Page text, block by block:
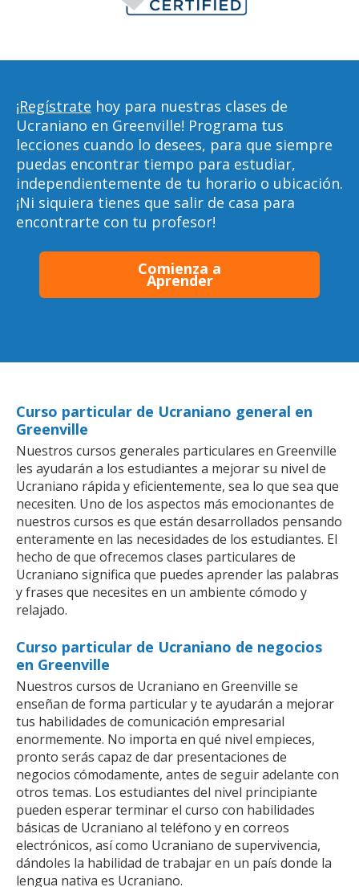
¡Regístrate hoy para nuestras clases de
Ucraniano en Greenville! Programa tus
lecciones cuando lo desees, para que siempre
puedas encontrar tiempo para estudiar,
independientemente de tu horario o ubicación.
¡Ni siquiera tienes que salir de casa para
encontrarte con tu profesor!
Comienza a
Aprender
Curso particular de Ucraniano general en
Greenville
Nuestros cursos generales particulares en Greenville
les ayudarán a los estudiantes a mejorar su nivel de
Ucraniano rápida y eficientemente, sea lo que sea que
necesiten. Uno de los aspectos más emocionantes de
nuestros cursos es que están desarrollados pensando
enteramente en las necesidades de los estudiantes. El
hecho de que ofrecemos clases particulares de
Ucraniano significa que puedes aprender las palabras
y frases que necesites en un ambiente cómodo y
relajado.
Curso particular de Ucraniano de negocios
en Greenville
Nuestros cursos de Ucraniano en Greenville se
enseñan de forma particular y te ayudarán a mejorar
tus habilidades de comunicación empresarial
enormemente. No importa en qué nivel empieces,
pronto serás capaz de dar presentaciones de
negocios cómodamente, antes de seguir adelante con
otros temas. Los estudiantes del nivel principiante
pueden esperar terminar el curso con habilidades
básicas de Ucraniano al teléfono y en correos
electrónicos, así como Ucraniano de supervivencia,
dándoles la habilidad de trabajar en un país donde la
lengua nativa es Ucraniano.